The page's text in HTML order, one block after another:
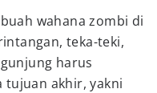
wahana zombi di
teka-teki,
harus
tujuan akhir, yakni